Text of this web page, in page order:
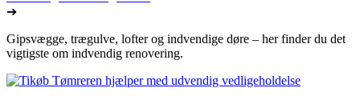
➔
Gipsvægge, trægulve, lofter og indvendige døre – her finder du det
vigtigste om indvendig renovering.